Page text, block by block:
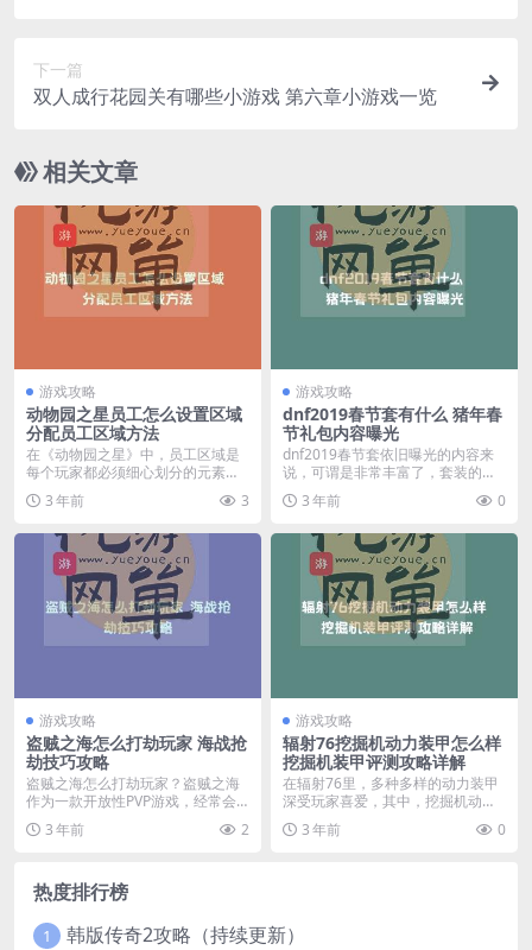
下一篇
双人成行花园关有哪些小游戏 第六章小游戏一览
相关文章
游戏攻略
动物园之星员工怎么设置区域
分配员工区域方法
在《动物园之星》中，员工区域是
每个玩家都必须细心划分的元素，
那么怎么分配员工的区...
3 年前 3
游戏攻略
dnf2019春节套有什么 猪年春
节礼包内容曝光
dnf2019春节套依旧曝光的内容来
说，可谓是非常丰富了，套装的外
观也比较美观，...
3 年前 0
游戏攻略
盗贼之海怎么打劫玩家 海战抢
劫技巧攻略
盗贼之海怎么打劫玩家？盗贼之海
作为一款开放性PVP游戏，经常会
与其他玩家在海面上...
3 年前 2
游戏攻略
辐射76挖掘机动力装甲怎么样
挖掘机装甲评测攻略详解
在辐射76里，多种多样的动力装甲
深受玩家喜爱，其中，挖掘机动力
装甲地位独树一帜，...
3 年前 0
热度排行榜
1 韩版传奇2攻略（持续更新）